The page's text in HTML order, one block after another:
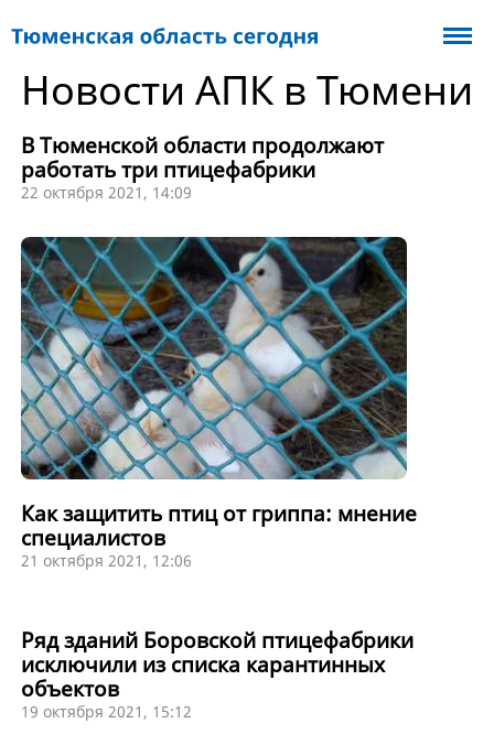
Новости АПК в Тюмени
В Тюменской области продолжают
работать три птицефабрики
22 октября 2021, 14:09
Как защитить птиц от гриппа: мнение
специалистов
21 октября 2021, 12:06
Ряд зданий Боровской птицефабрики
исключили из списка карантинных
объектов
19 октября 2021, 15:12